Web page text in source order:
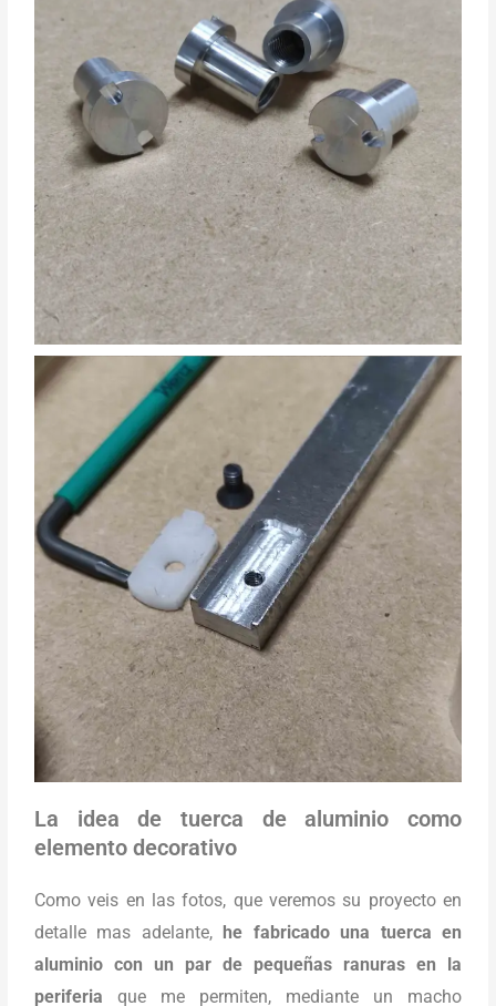
La idea de tuerca de aluminio como
elemento decorativo
Como veis en las fotos, que veremos su proyecto en
detalle mas adelante,
he fabricado una tuerca en
aluminio con un par de pequeñas ranuras en la
periferia que me permiten, mediante un macho